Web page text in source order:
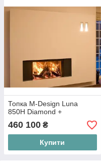
Топка M-Design Luna
850H Diamond +
460 100 ₴
Купити